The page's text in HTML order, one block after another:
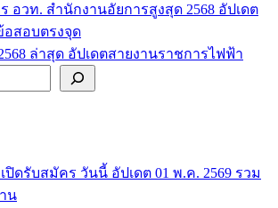
อวท. สำนักงานอัยการสูงสุด 2568 อัปเดต
สอบตรงจุด
ล่าสุด อัปเดตสายงานราชการไฟฟ้า
ปิดรับสมัคร วันนี้ อัปเดต 01 พ.ค. 2569 รวม
น